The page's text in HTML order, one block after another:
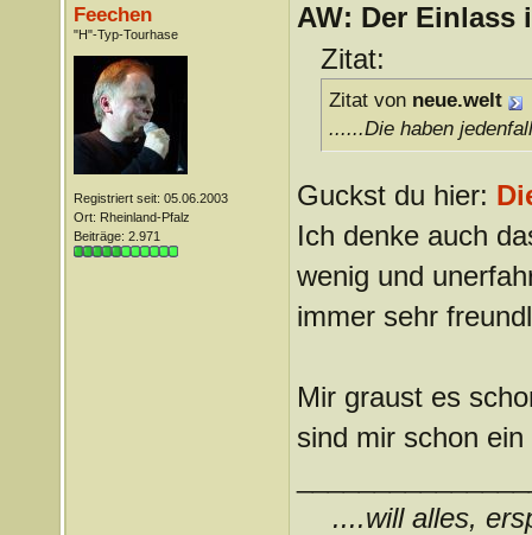
Feechen
"H"-Typ-Tourhase
Registriert seit: 05.06.2003
Ort: Rheinland-Pfalz
Beiträge: 2.971
AW: Der Einlass
Zitat:
Zitat von neue.welt
......Die haben
Guckst du hier:
Ich denke auch
wenig und
immer sehr
Mir graust es
sind mir schon
....will alles,